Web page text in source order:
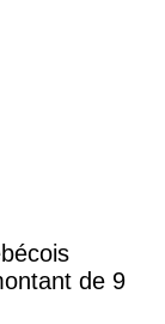
de 9